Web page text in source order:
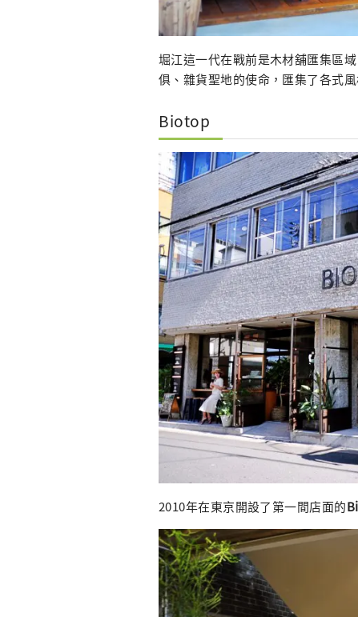
堀江這一代在戰前是木材舖匯集區
俱、雜貨聖地的使命，匯集了各式風
Biotop
2010年在東京開設了第一間店面的